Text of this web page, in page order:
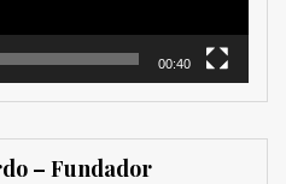
00:40
– Fundador